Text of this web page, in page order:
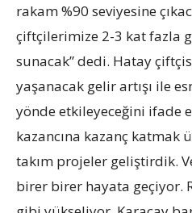
rakam %90 seviyesine
çiftçilerimize 2-3 kat fazla
sunacak” dedi. Hatay
yaşanacak gelir artışı ile
yönde etkileyeceğini ifade
kazancına kazanç katmak
takım projeler geliştirdik.
birer birer hayata geçiyor.